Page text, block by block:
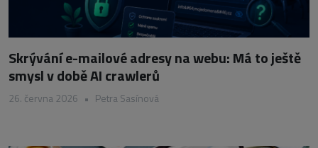
Skrývání e-mailové adresy na webu: Má to ještě
smysl v době AI crawlerů
26. června 2026 • Petra Sasínová